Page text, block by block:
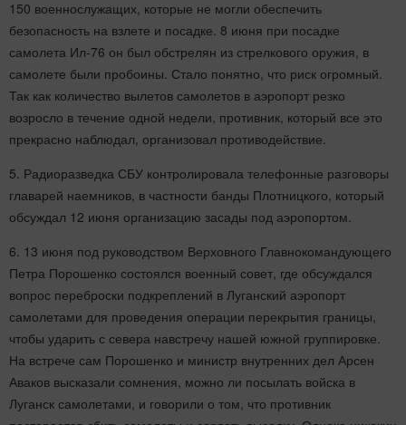
150 военнослужащих, которые не могли обеспечить
безопасность на взлете и посадке. 8 июня при посадке
самолета Ил-76 он был обстрелян из стрелкового оружия, в
самолете были пробоины. Стало понятно, что риск огромный.
Так как количество вылетов самолетов в аэропорт резко
возросло в течение одной недели, противник, который все это
прекрасно наблюдал, организовал противодействие.
5. Радиоразведка СБУ контролировала телефонные разговоры
главарей наемников, в частности банды Плотницкого, который
обсуждал 12 июня организацию засады под аэропортом.
6. 13 июня под руководством Верховного Главнокомандующего
Петра Порошенко состоялся военный совет, где обсуждался
вопрос переброски подкреплений в Луганский аэропорт
самолетами для проведения операции перекрытия границы,
чтобы ударить с севера навстречу нашей южной группировке.
На встрече сам Порошенко и министр внутренних дел Арсен
Аваков высказали сомнения, можно ли посылать войска в
Луганск самолетами, и говорили о том, что противник